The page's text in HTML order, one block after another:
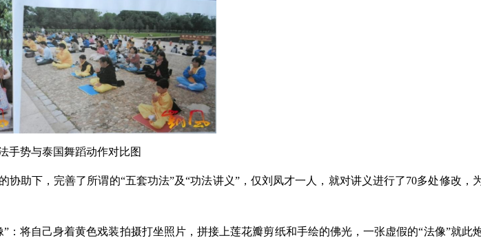
手势与泰国舞蹈动作对比图
助下，完善了所谓的“五套功法”及“功法讲义”，仅刘凤才一人，就对讲义进行了70多处修改，
将自己身着黄色戏装拍摄打坐照片，拼接上莲花瓣剪纸和手绘的佛光，一张虚假的“法像”就此